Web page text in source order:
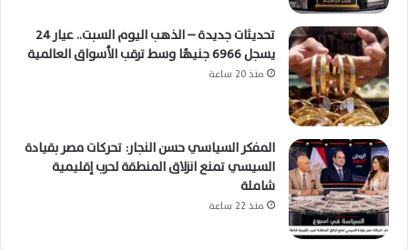
تحديثات جديدة – الذهب اليوم السبت.. عيار 24
يسجل 6966 جنيهًا وسط ترقب الأسواق العالمية
منذ 20 ساعة
المفكر السياسي حسن النجار: تحركات مصر بقيادة
السيسي تمنع انزلاق المنطقة لحرب إقليمية
شاملة
منذ 22 ساعة